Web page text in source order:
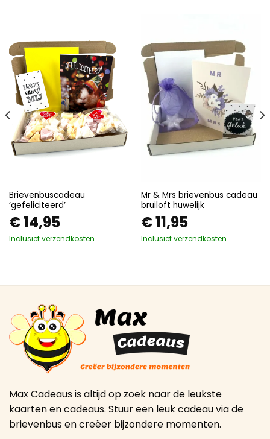
Brievenbuscadeau
‘gefeliciteerd’
€14,95
Inclusief verzendkosten
Mr & Mrs brievenbus cadeau
bruiloft huwelijk
€11,95
Inclusief verzendkosten
Max Cadeaus is altijd op zoek naar de leukste
kaarten en cadeaus. Stuur een leuk cadeau via de
brievenbus en creëer bijzondere momenten.